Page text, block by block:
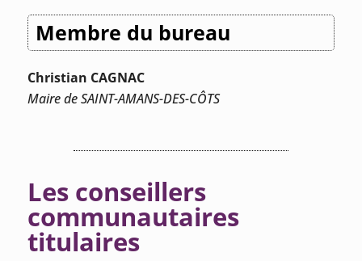
Membre du bureau
Christian CAGNAC
Maire de SAINT-AMANS-DES-CÔTS
Les conseillers
communautaires
titulaires